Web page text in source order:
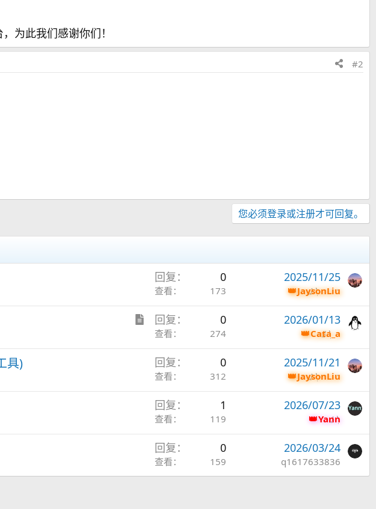
为此我们感谢你们！
#2
您必须登录或注册才可回复。
回复 0
查看 173
2025/11/25
JaysonLiu
回复 0
查看 274
2026/01/13
Cata_a
具) 回复 0
查看 312
2025/11/21
JaysonLiu
回复 1
查看 119
2026/07/23
Yann
回复 0
查看 159
2026/03/24
q1617633836